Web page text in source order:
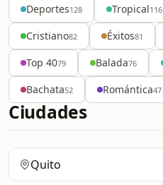
Deportes128 Tropical116
Cristiano82 Éxitos81
Top 4079 Balada76
Bachata52 Romántica47
Ciudades
Quito